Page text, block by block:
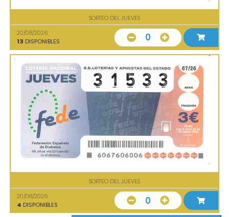
SORTEO DEL JUEVES
20/08/2026
13 DISPONIBLES 0
SORTEO DEL JUEVES
20/08/2026
4 DISPONIBLES 0